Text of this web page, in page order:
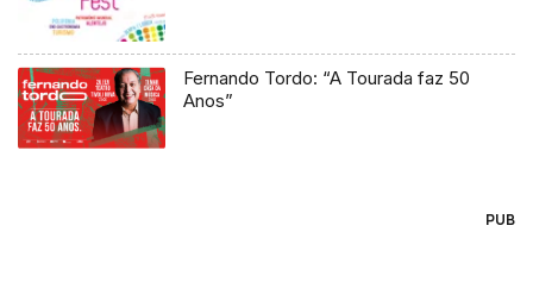
Fernando Tordo: “A Tourada faz 50
Anos”
PUB